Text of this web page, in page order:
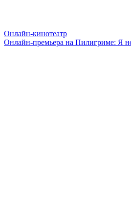
Онлайн-кинотеатр
Онлайн-премьера на Пилигриме: Я